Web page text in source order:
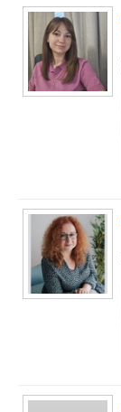
Gorj
Harghita
Hunedoara
Maramures
Mehedinti
Mures